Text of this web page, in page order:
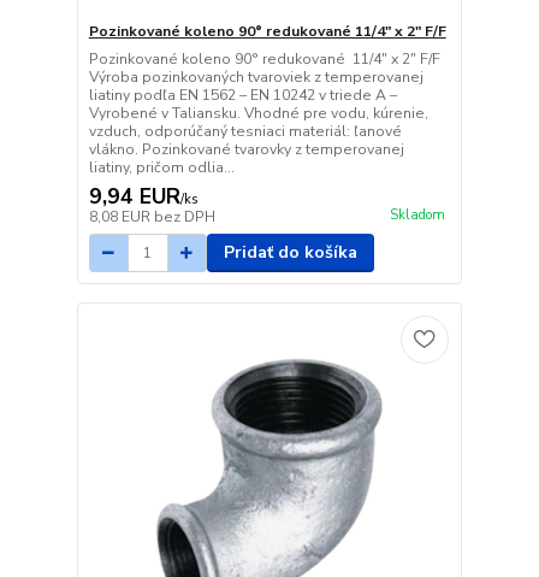
Pozinkované koleno 90° redukované 11/4" x 2" F/F
Pozinkované koleno 90° redukované 11/4" x 2" F/F
Výroba pozinkovaných tvaroviek z temperovanej
liatiny podľa EN 1562 – EN 10242 v triede A –
Vyrobené v Taliansku. Vhodné pre vodu, kúrenie,
vzduch, odporúčaný tesniaci materiál: ľanové
vlákno. Pozinkované tvarovky z temperovanej
liatiny, pričom odlia...
9,94 EUR/ks
8,08 EUR bez DPH Skladom
Pridať do košíka